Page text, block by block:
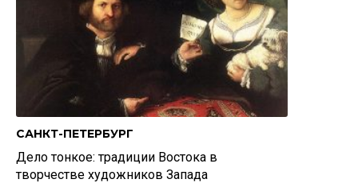
САНКТ-ПЕТЕРБУРГ
Дело тонкое: традиции Востока в
творчестве художников Запада